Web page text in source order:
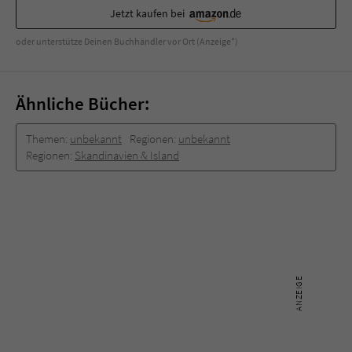
Jetzt kaufen bei
oder unterstütze Deinen Buchhändler vor Ort (Anzeige*)
Ähnliche Bücher:
Themen: unbekannt Regionen: unbekannt
Regionen: Skandinavien & Island
überprüfen.